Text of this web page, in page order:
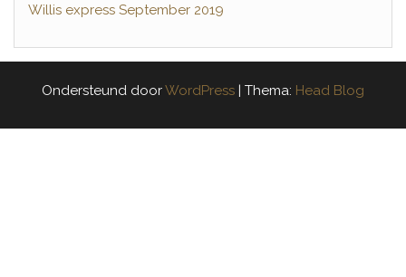
Willis express September 2019
Ondersteund doorWordPress | Thema: Head Blog